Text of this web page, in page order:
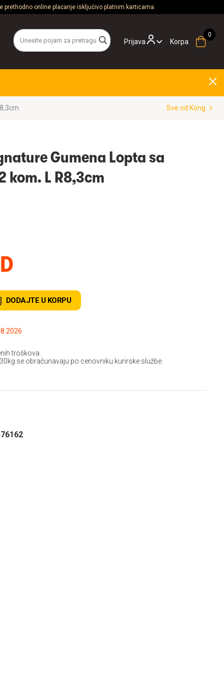
prethodno online plaćanje isključivo platnim karticama.
Prijava Korpa
Sve od Kong
Gumena Lopta sa
kom. L R8,3cm
DODAJTE U KORPU
do: 15.08.2026
troškova.
se obračunavaju po cenovniku kurirske službe.